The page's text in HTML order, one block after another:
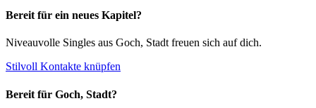
Bereit für ein neues Kapitel?
Niveauvolle Singles aus Goch, Stadt freuen sich auf dich.
Stilvoll Kontakte knüpfen
Bereit für Goch, Stadt?